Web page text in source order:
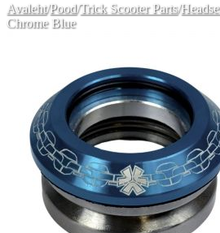
Avaleht/Pood/Trick Scooter Parts/
Chrome Blue